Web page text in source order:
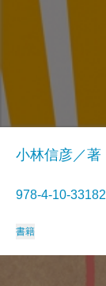
小林信彦／著
978-4-10-
書籍